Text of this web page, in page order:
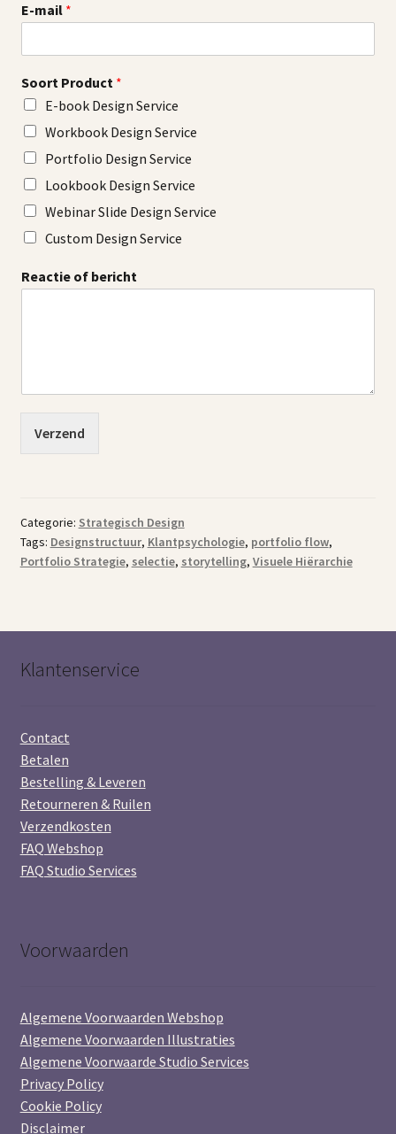
E-mail *
a
a
m
r
o
u
c
N
a
Soort Product *
E-book Design Service
Workbook Design Service
Portfolio Design Service
Lookbook Design Service
Webinar Slide Design Service
Custom Design Service
Reactie of bericht
Verzend
Categorie: Strategisch Design
Tags: Designstructuur, Klantpsychologie, portfolio flow,
Portfolio Strategie, selectie, storytelling, Visuele Hiërarchie
Klantenservice
Contact
Betalen
Bestelling & Leveren
Retourneren & Ruilen
Verzendkosten
FAQ Webshop
FAQ Studio Services
Voorwaarden
Algemene Voorwaarden Webshop
Algemene Voorwaarden Illustraties
Algemene Voorwaarde Studio Services
Privacy Policy
Cookie Policy
Disclaimer